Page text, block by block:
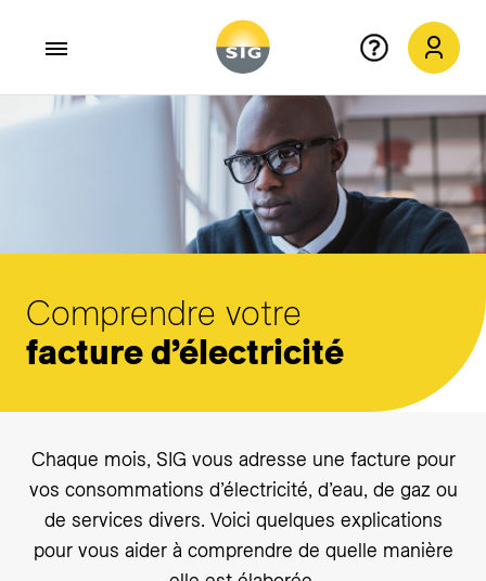
Aller au contenu principal
Comprendre votre
facture d’électricité
Chaque mois, SIG vous adresse une facture pour
vos consommations d’électricité, d’eau, de gaz ou
de services divers. Voici quelques explications
pour vous aider à comprendre de quelle manière